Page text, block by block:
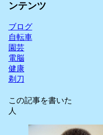
ンテンツ
ブログ
自転車
園芸
電脳
健康
剃刀
この記事を書いた
人